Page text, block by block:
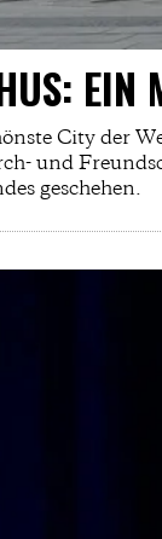
City der
und
geschehen.